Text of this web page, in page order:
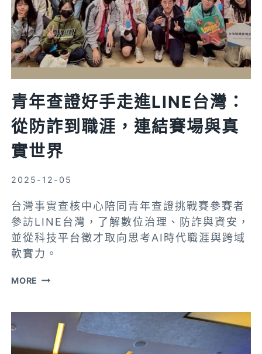
中
心
帶
領
迎
擊
資
挑
戰
青年查證好手走進LINE台灣：
從防詐到職涯，連結賽場與真
實世界
2025-12-05
台灣事實查核中心陪同青年查證挑戰賽參賽者
參訪LINE台灣，了解數位治理、防詐與資安，
並從科技平台徵才取向思考AI時代職涯與跨域
軟實力。
MORE 青
查